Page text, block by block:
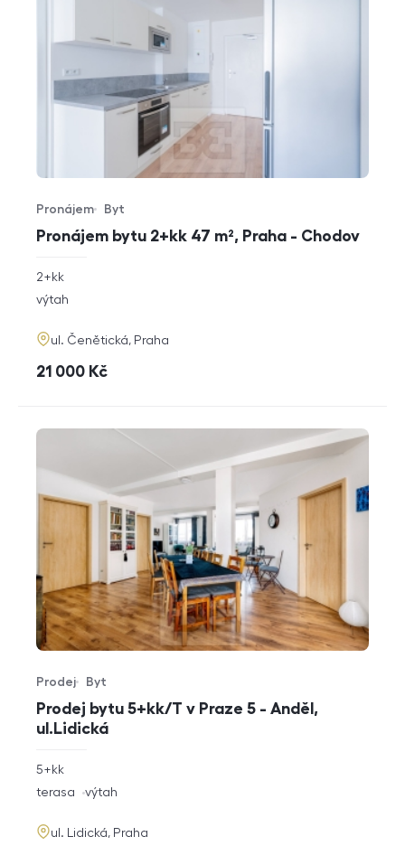
Pronájem bytu 2+kk 47 m², Praha - Chodov
Typ nabídky
Pronájem
Typ nemovitosti
Byt
rozměry
2+kk
funkce
výtah
adresa
ul. Čenětická, Praha
cena
21 000 Kč
Prodej bytu 5+kk/T v Praze 5 - Anděl,
ul.Lidická
Typ nabídky
Prodej
Typ nemovitosti
Byt
rozměry
dispozice
5+kk
funkce
terasa výtah
adresa
ul. Lidická, Praha